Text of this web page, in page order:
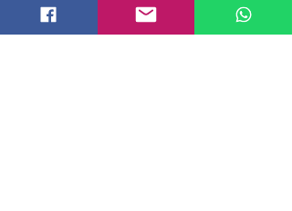
seguire le indicazioni
dell'operatore.